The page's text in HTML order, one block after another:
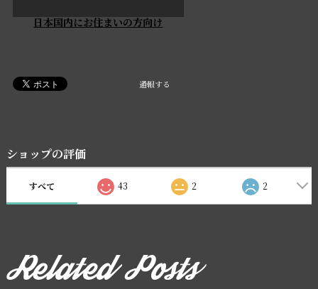
日本国内にお住まいの方向け
通報する
ショップの評価
すべて 43 2 2